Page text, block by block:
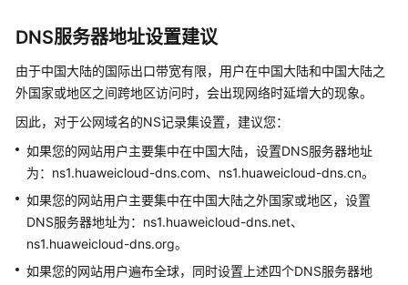
名
析
管
理
公
网
域
名
解
简
DNS服务器地址设置建议
由于中国大陆的国际出口带宽有限，用户在中国大陆和中国大陆之
外国家或地区之间跨地区访问时，会出现网络时延增大的现象。
因此，对于公网域名的NS记录集设置，建议您：
如果您的网站用户主要集中在中国大陆，设置DNS服务器地址
为：ns1.huaweicloud-dns.com、ns1.huaweicloud-dns.cn。
如果您的网站用户主要集中在中国大陆之外国家或地区，设置
DNS服务器地址为：ns1.huaweicloud-dns.net、
ns1.huaweicloud-dns.org。
如果您的网站用户遍布全球，同时设置上述四个DNS服务器地